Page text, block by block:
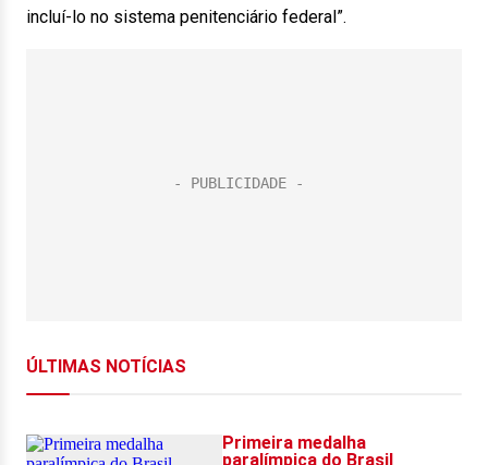
incluí-lo no sistema penitenciário federal”.